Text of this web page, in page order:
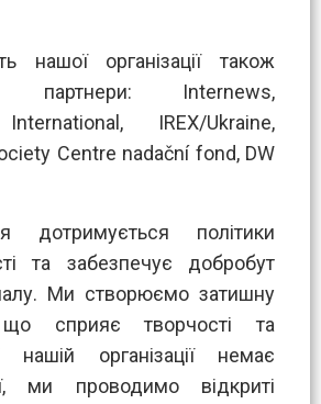
нашої організації також
партнери: Internews,
IREX/Ukraine,
Centre nadační fond, DW
дотримується політики
та забезпечує добробут
Ми створюємо затишну
сприяє творчості та
нашій організації немає
ми проводимо відкриті